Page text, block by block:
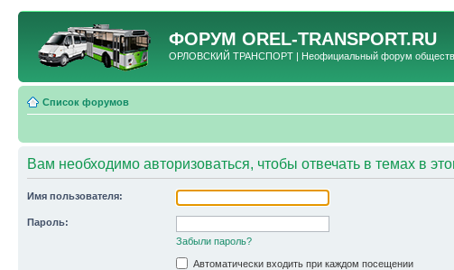
ФОРУМ OREL-TRANSPORT.RU
ОРЛОВСКИЙ ТРАНСПОРТ | Неофициальный форум
Список форумов
Вам необходимо авторизоваться, чтобы отвечать в темах в
Имя пользователя:
Пароль:
Забыли пароль?
Автоматически входить при каждом посещении